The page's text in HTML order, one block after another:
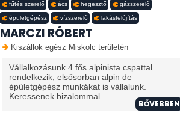
fűtés szerelő ács hegesztő gázszerelő
épületgépész vízszerelő lakásfelújítás
MARCZI RÓBERT
Kiszállok egész Miskolc területén
Vállalkozásunk 4 fős alpinista cspattal
rendelkezik, elsősorban alpin de
épületgépész munkákat is vállalunk.
Keressenek bizalommal.
BŐVEBBEN